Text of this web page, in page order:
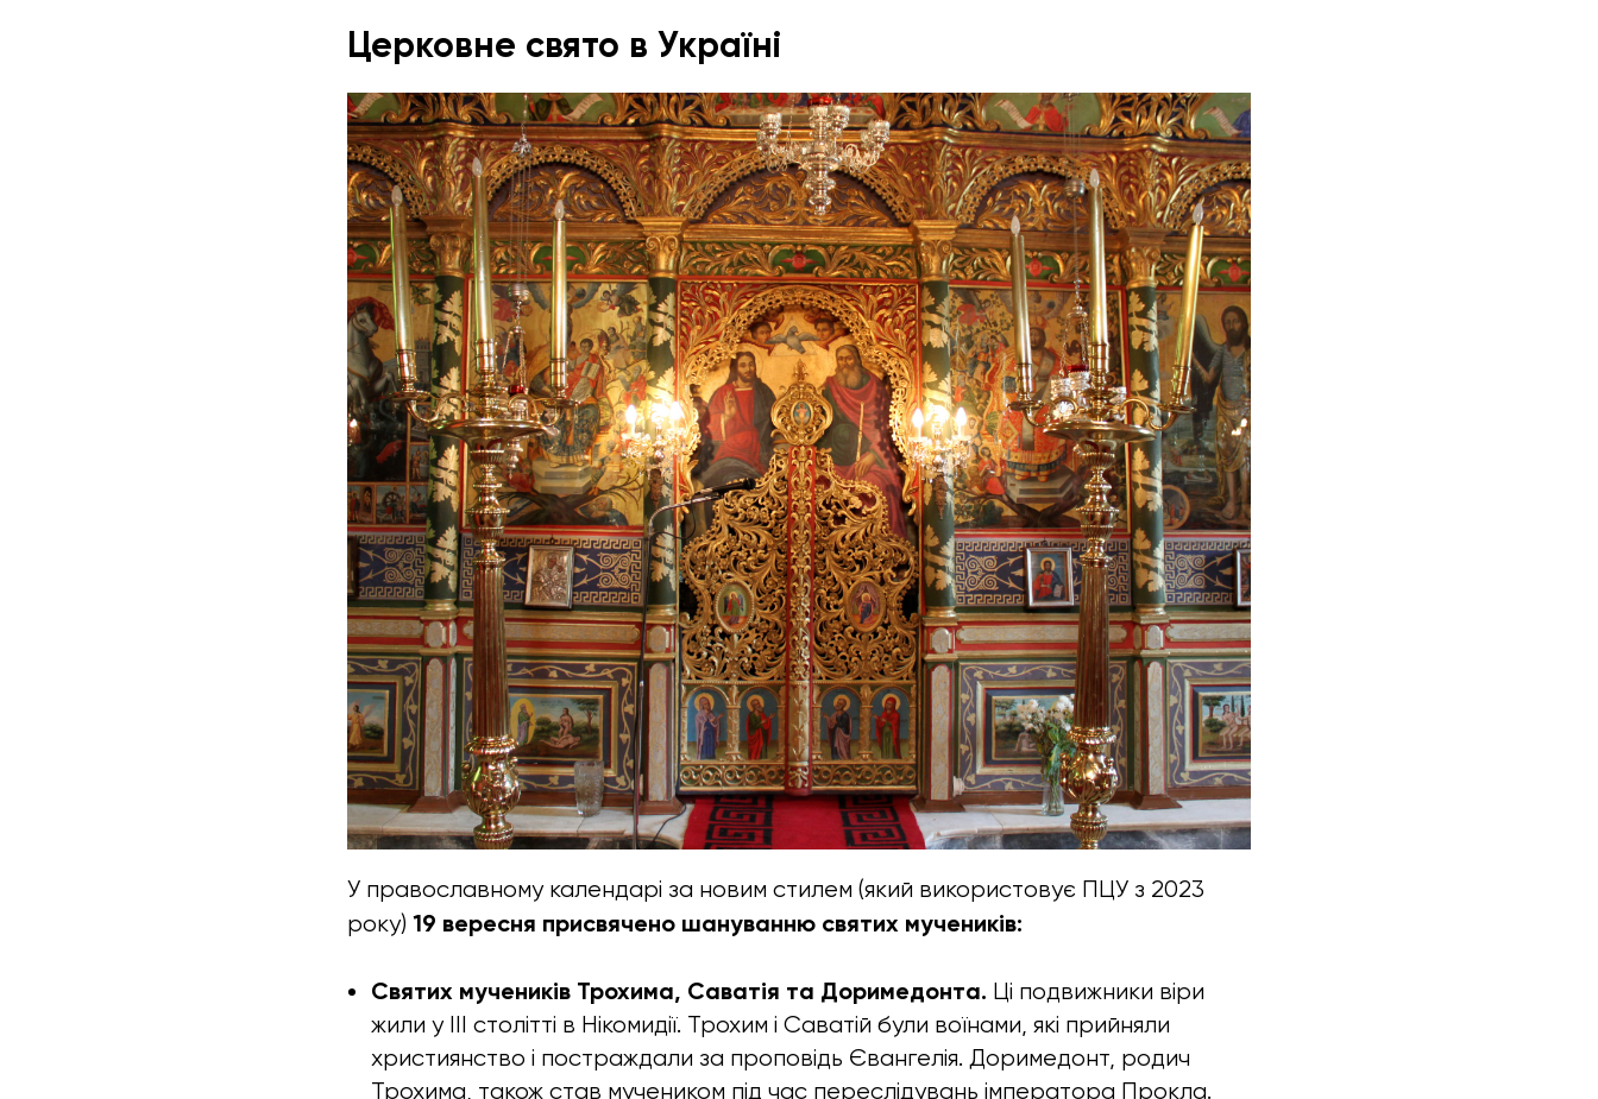
Церковне свято в Україні
У православному календарі за новим стилем (який використовує ПЦУ з 2023
року) 19 вересня присвячено шануванню святих мучеників:
Святих мучеників Трохима, Саватія та Доримедонта. Ці подвижники віри
жили у III столітті в Нікомидії. Трохим і Саватій були воїнами, які прийняли
християнство і постраждали за проповідь Євангелія. Доримедонт, родич
Трохима, також став мучеником під час переслідувань імператора Прокла.